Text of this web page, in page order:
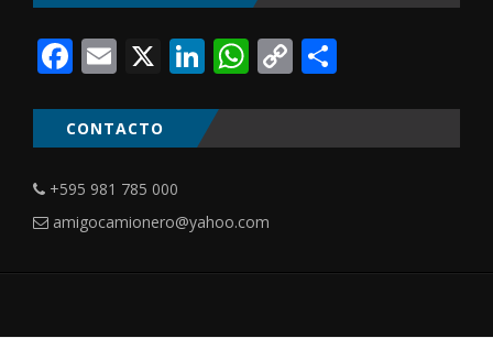
Facebook
Email
X LinkedIn
WhatsApp
Copy
CONTACTO
+595 981 785 000
amigocamionero@yahoo.com